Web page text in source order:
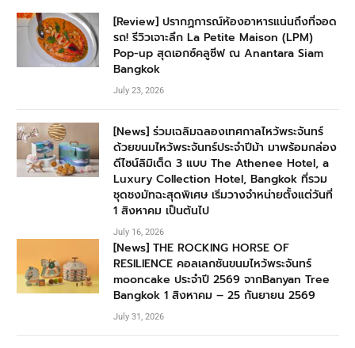
[Review] ปรากฏการณ์ห้องอาหารแน่นถึงที่จอด
รถ! รีวิวเจาะลึก La Petite Maison (LPM)
Pop-up สุดเอกซ์คลูซีฟ ณ Anantara Siam
Bangkok
July 23, 2026
[News] ร่วมเฉลิมฉลองเทศกาลไหว้พระจันทร์
ด้วยขนมไหว้พระจันทร์ประจำปีม้า มาพร้อมกล่อง
ดีไซน์ลิมิเต็ด 3 แบบ The Athenee Hotel, a
Luxury Collection Hotel, Bangkok ที่รวม
ชุดชงมัทฉะสุดพิเศษ เริ่มวางจำหน่ายตั้งแต่วันที่
1 สิงหาคม เป็นต้นไป
July 16, 2026
[News] THE ROCKING HORSE OF
RESILIENCE คอลเลกชันขนมไหว้พระจันทร์
mooncake ประจำปี 2569 จากBanyan Tree
Bangkok 1 สิงหาคม – 25 กันยายน 2569
July 31, 2026